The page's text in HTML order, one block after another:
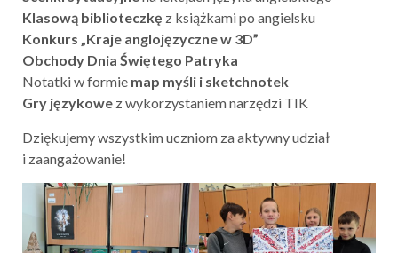
Klasową biblioteczkę z książkami po angielsku
Konkurs „Kraje anglojęzyczne w 3D”
Obchody Dnia Świętego Patryka
Notatki w formie map myśli i sketchnotek
Gry językowe z wykorzystaniem narzędzi TIK
Dziękujemy wszystkim uczniom za aktywny udział
i zaangażowanie!